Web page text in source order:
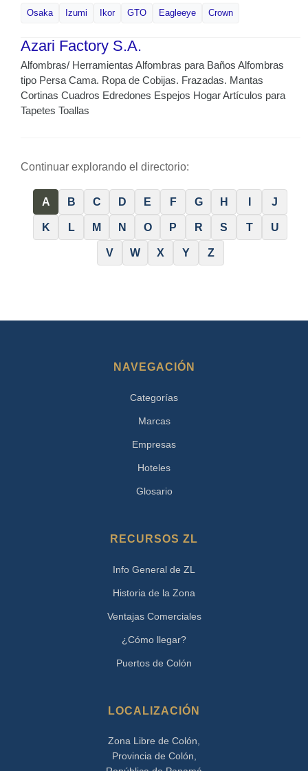
Osaka Izumi Ikor GTO Eagleeye Crown
Azari Factory S.A.
Alfombras/ Herramientas Alfombras para Baños Alfombras
tipo Persa Cama. Ropa de Cobijas. Frazadas. Mantas
Cortinas Cuadros Edredones Espejos Hogar Artículos para
Tapetes Toallas
Continuar explorando el directorio:
A B C D E F G H J
K L M N O P R S T U
V W X Y Z
NAVEGACIÓN
Categorías
Marcas
Empresas
Hoteles
Glosario
RECURSOS ZL
Info General de ZL
Historia de la Zona
Ventajas Comerciales
¿Cómo llegar?
Puertos de Colón
LOCALIZACIÓN
Zona Libre de Colón,
Provincia de Colón,